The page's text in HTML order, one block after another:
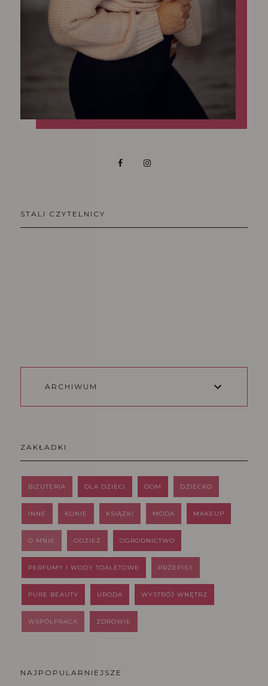
STALI CZYTELNICY
ARCHIWUM
ZAKŁADKI
BIŻUTERIA DLA DZIECI DOM DZIECKO
INNE KONIE KSIĄŻKI MODA MAKEUP
O MNIE ODZIEŻ OGRODNICTWO
PERFUMY I WODY TOALETOWE PRZEPISY
PURE BEAUTY URODA WYSTRÓJ WNĘTRZ
WSPÓŁPRACA ZDROWIE
NAJPOPULARNIEJSZE